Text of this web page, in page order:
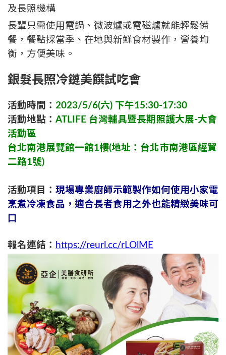
及長照機構
長輩只需使用電鍋、微波爐或電磁爐就能輕鬆備
餐，餐點採當季、在地與新鮮食材製作，營養均
衡，方便美味。
銀髮長照冷鏈美饌試吃會
活動時間： 2023/5/6(六) 下午15:30-17:30
活動地點： ATLIFE 台灣輔具暨長期照護大展-大會
活動區
台北南港展覽館一館1樓(地址： 台北市南港區經貿
二路1號)
活動項目： 現場專業廚師示範製作如何使用小家電
烹煮冷凍食品，適合長者食用之外也能精緻美味可
口
報名連結： https://reurl.cc/rLOlME